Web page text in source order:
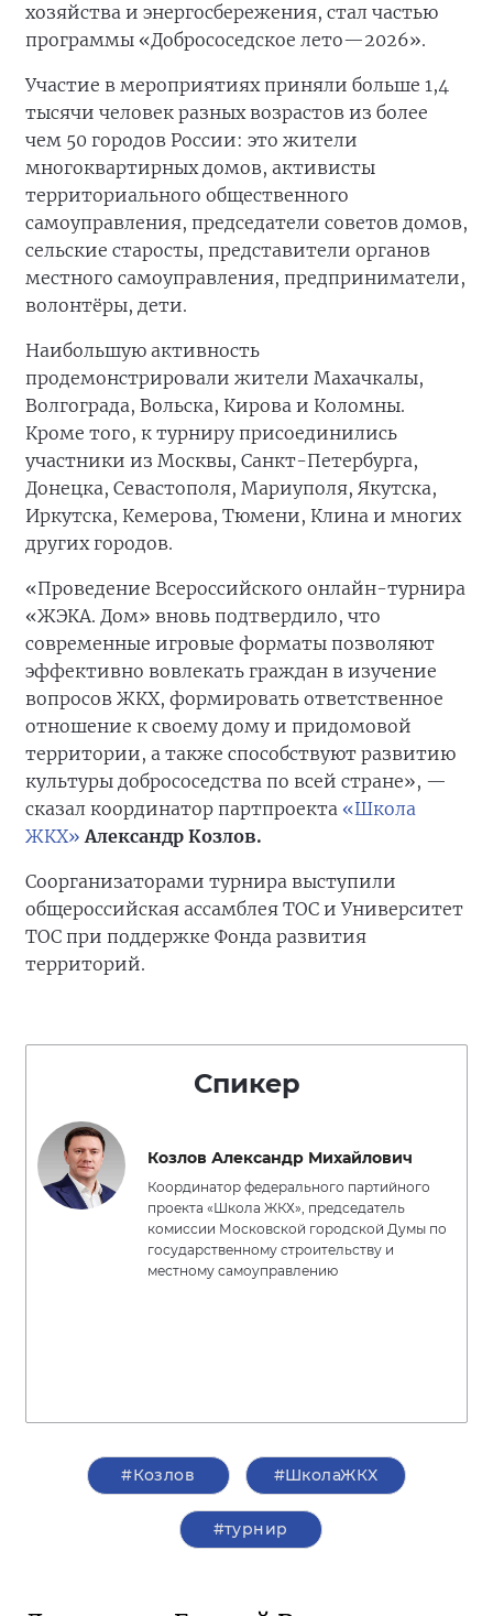
хозяйства и энергосбережения, стал частью
программы «Добрососедское лето—2026».
Участие в мероприятиях приняли больше 1,4
тысячи человек разных возрастов из более
чем 50 городов России: это жители
многоквартирных домов, активисты
территориального общественного
самоуправления, председатели советов домов,
сельские старосты, представители органов
местного самоуправления, предприниматели,
волонтёры, дети.
Наибольшую активность
продемонстрировали жители Махачкалы,
Волгограда, Вольска, Кирова и Коломны.
Кроме того, к турниру присоединились
участники из Москвы, Санкт-Петербурга,
Донецка, Севастополя, Мариуполя, Якутска,
Иркутска, Кемерова, Тюмени, Клина и многих
других городов.
«Проведение Всероссийского онлайн-турнира
«ЖЭКА. Дом» вновь подтвердило, что
современные игровые форматы позволяют
эффективно вовлекать граждан в изучение
вопросов ЖКХ, формировать ответственное
отношение к своему дому и придомовой
территории, а также способствуют развитию
культуры добрососедства по всей стране», —
сказал координатор партпроекта «Школа
ЖКХ» Александр Козлов.
Соорганизаторами турнира выступили
общероссийская ассамблея ТОС и Университет
ТОС при поддержке Фонда развития
территорий.
Спикер
Козлов Александр Михайлович
Координатор федерального партийного
проекта «Школа ЖКХ», председатель
комиссии Московской городской Думы по
государственному строительству и
местному самоуправлению
#Козлов #ШколаЖКХ
#турнир